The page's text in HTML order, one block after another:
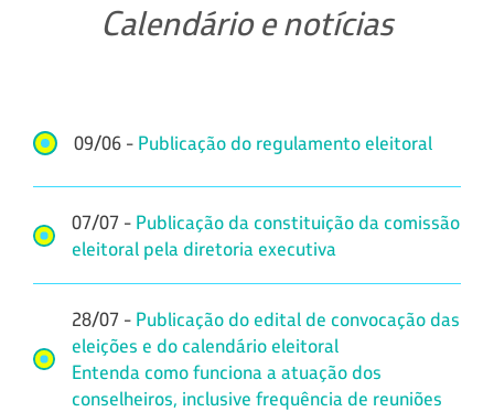
Calendário e notícias
09/06 - Publicação do regulamento eleitoral
07/07 - Publicação da constituição da comissão
eleitoral pela diretoria executiva
28/07 - Publicação do edital de convocação das
eleições e do calendário eleitoral
Entenda como funciona a atuação dos
conselheiros, inclusive frequência de reuniões